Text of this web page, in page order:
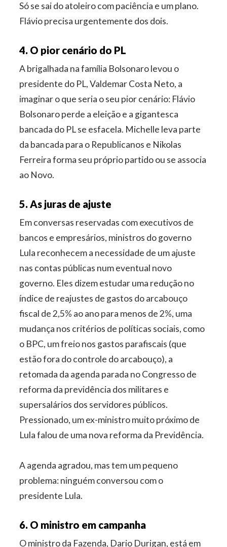
Só se sai do atoleiro com paciência e um plano.
Flávio precisa urgentemente dos dois.
4. O pior cenário do PL
A brigalhada na família Bolsonaro levou o
presidente do PL, Valdemar Costa Neto, a
imaginar o que seria o seu pior cenário: Flávio
Bolsonaro perde a eleição e a gigantesca
bancada do PL se esfacela. Michelle leva parte
da bancada para o Republicanos e Nikolas
Ferreira forma seu próprio partido ou se associa
ao Novo.
5. As juras de ajuste
Em conversas reservadas com executivos de
bancos e empresários, ministros do governo
Lula reconhecem a necessidade de um ajuste
nas contas públicas num eventual novo
governo. Eles dizem estudar uma redução no
índice de reajustes de gastos do arcabouço
fiscal de 2,5% ao ano para menos de 2%, uma
mudança nos critérios de políticas sociais, como
o BPC, um freio nos gastos parafiscais (que
estão fora do controle do arcabouço), a
retomada da agenda parada no Congresso de
reforma da previdência dos militares e
supersalários dos servidores públicos.
Pressionado, um ex-ministro muito próximo de
Lula falou de uma nova reforma da Previdência.
A agenda agradou, mas tem um pequeno
problema: ninguém conversou com o
presidente Lula.
6. O ministro em campanha
O ministro da Fazenda, Dario Durigan, está em